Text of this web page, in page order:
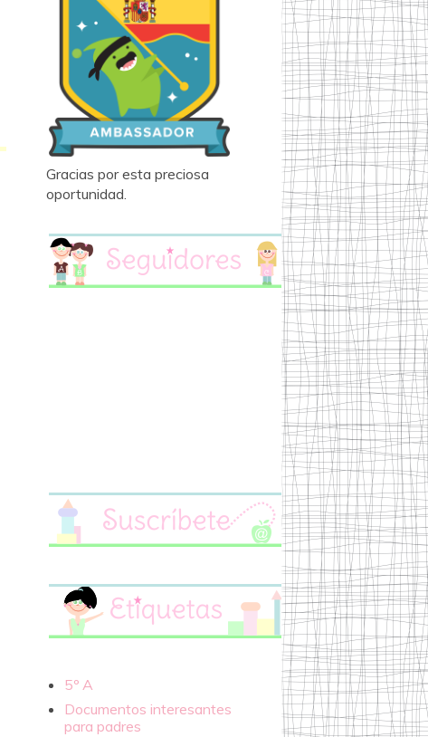
Gracias por esta preciosa
oportunidad.
5º A
Documentos interesantes
para padres